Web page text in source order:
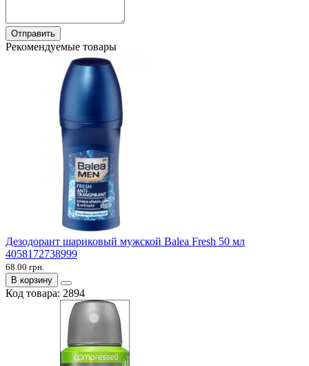
Отправить
Рекомендуемые товары
Дезодорант шариковый мужской Balea Fresh 50 мл
4058172738999
68.00 грн.
В корзину
Код товара: 2894